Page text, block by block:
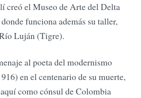
creó el Museo de Arte del Delta
funciona además su taller,
Luján (Tigre).
al poeta del modernismo
en el centenario de su muerte,
como cónsul de Colombia